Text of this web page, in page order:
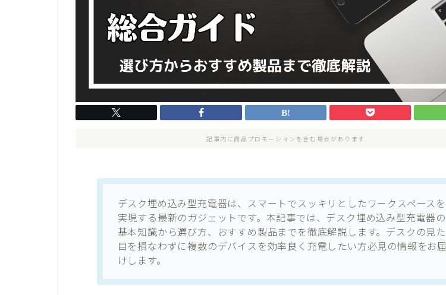
記事内に商品プロモーションを含む場合があります
デスク埋め込み型充電器は、スマートでスッキリとしたワークスペースを
実現する最新のガジェットです。本記事では、デスク埋め込み型充電器の
基本知識から選び方、おすすめ製品までを徹底解説します。デスクの見た
目を損なわずに複数のデバイスを効率良く充電したい方必見の情報をお届
けします。